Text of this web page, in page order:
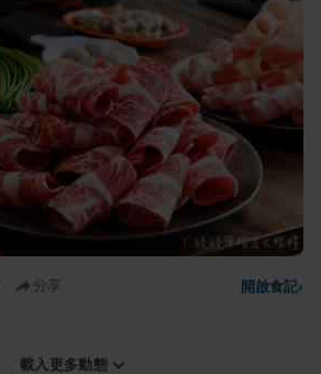
分享 開啟食記›
載入更多動態